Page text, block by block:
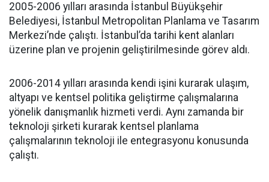
2005-2006 yılları arasında İstanbul Büyükşehir
Belediyesi, İstanbul Metropolitan Planlama ve Tasarım
Merkezi’nde çalıştı. İstanbul’da tarihi kent alanları
üzerine plan ve projenin geliştirilmesinde görev aldı.
2006-2014 yılları arasında kendi işini kurarak ulaşım,
altyapı ve kentsel politika geliştirme çalışmalarına
yönelik danışmanlık hizmeti verdi. Aynı zamanda bir
teknoloji şirketi kurarak kentsel planlama
çalışmalarının teknoloji ile entegrasyonu konusunda
çalıştı.